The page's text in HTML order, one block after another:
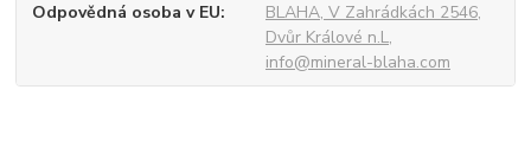
Odpovědná osoba v EU
BLAHA, V Zahrádkách 2546,
Dvůr Králové n.L,
info@mineral-blaha.com